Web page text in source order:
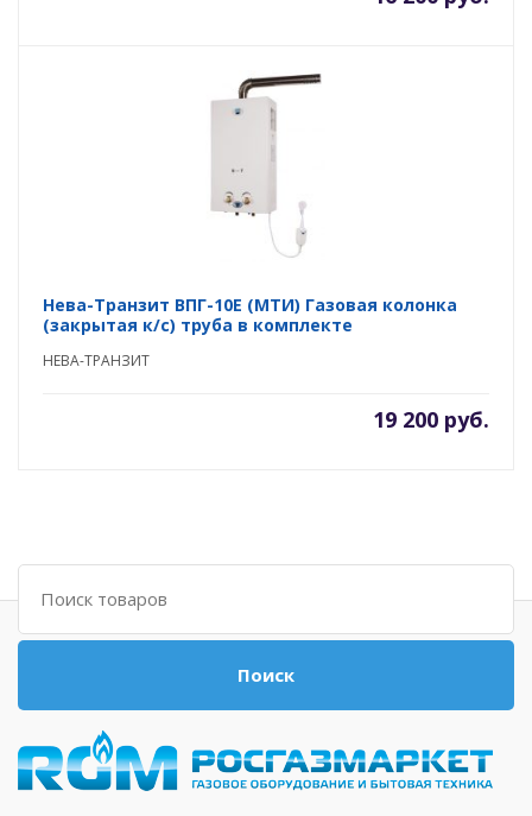
Нева-Транзит ВПГ-10E (MTИ) Газовая колонка
(закрытая к/с) труба в комплекте
НЕВА-ТРАНЗИТ
19 200 руб.
Поиск
Поиск